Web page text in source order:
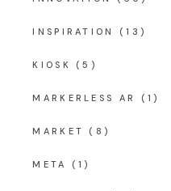
INSPIRATION (13)
KIOSK (5)
MARKERLESS AR (1)
MARKET (8)
META (1)